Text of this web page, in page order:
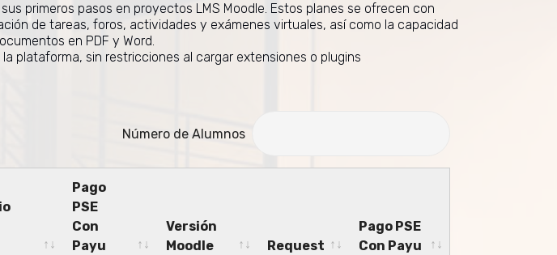
primeros pasos en proyectos LMS Moodle. Estos planes se ofrecen con
de tareas, foros, actividades y exámenes virtuales, así como la capacidad
en PDF y Word.
plataforma, sin restricciones al cargar extensiones o plugins
Número de Alumnos
Pago
PSE
Con
Payu
Versión
Moodle
Request
Pago PSE
Con Payu